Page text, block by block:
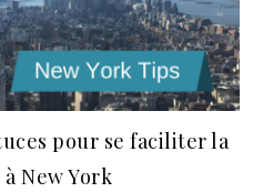
pour se faciliter la
New York